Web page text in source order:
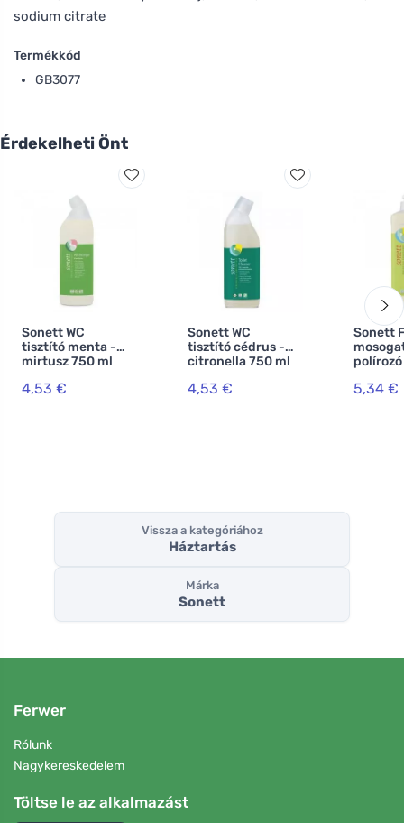
sodium citrate
Termékkód
GB3077
Érdekelheti Önt
Sonett WC
tisztító menta -
mirtusz 750 ml
4,53 €
Sonett WC
tisztító cédrus -
citronella 750 ml
4,53 €
Sonett
5,34 €
Vissza a kategóriához
Háztartás
Márka
Sonett
Ferwer
Rólunk
Nagykereskedelem
Töltse le az alkalmazást